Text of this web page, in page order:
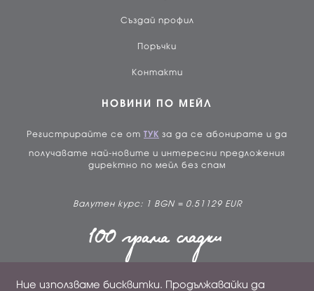
Създай профил
Поръчки
Контакти
НОВИНИ ПО МЕЙЛ
Регистрирайте се от ТУК за да се абонирате и да
получавате най-новите и интересни предложения
директно по мейл без спам
Валутен курс: 1 BGN = 0.51129 EUR
Ние използваме бисквитки. Продължавайки да